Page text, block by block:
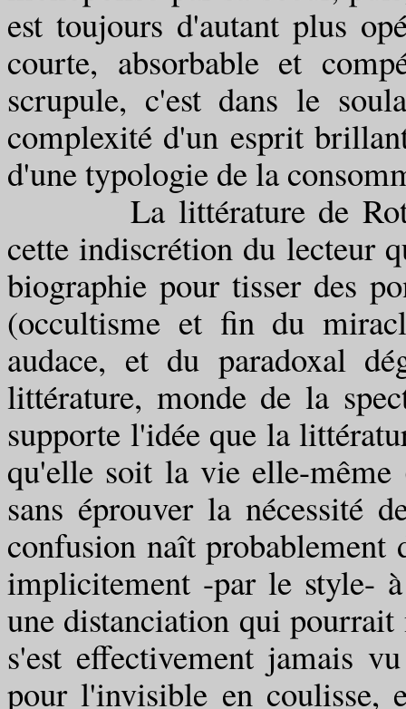
est toujours d'autant plus
courte, absorbable et
scrupule, c'est dans le
complexité d'un esprit
d'une typologie de la
La littérature de Roth,
cette indiscrétion du lecteur
biographie pour tisser des
(occultisme et fin du
audace, et du paradoxal
littérature, monde de la
supporte l'idée que la
qu'elle soit la vie elle-même
sans éprouver la nécessité
confusion naît
implicitement -par le style-
une distanciation qui
s'est effectivement jamais
pour l'invisible en coulisse,